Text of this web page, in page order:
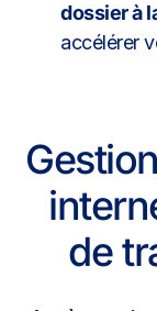
dossier à
accélérer
de